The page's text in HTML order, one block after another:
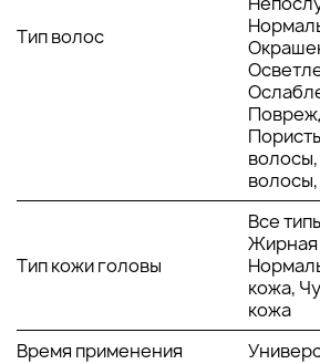
Кокосовое масло - кокосовое
масло вместе идеально
тусклостью волос и придают
После использования питающего
кондиционера Lee Stafford выдавите
ладони. (Для тонких волос
Помассируйте масло между ладонями,
на середину и кончики волос.
вьющихся или пушистых участках и
добавьте еще немного.
Тип волос
Тип кожи головы
Все
Жирная
кожа,
кожа
Время применения